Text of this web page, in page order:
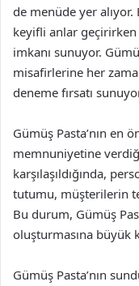
de menüde yer
keyifli anlar geçirirken
imkanı sunuyor.
misafirlerine her
deneme fırsatı
Gümüş Pasta’nın en
memnuniyetine
karşılaşıldığında,
tutumu, müşterilerin
Bu durum, Gümüş
oluşturmasına büyük
Gümüş Pasta’nın